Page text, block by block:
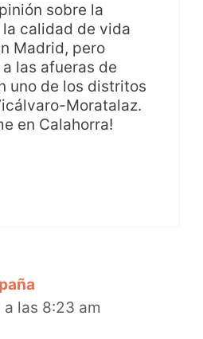
sobre la
calidad de vida
Madrid, pero
las afueras de
uno de los distritos
Moratalaz.
en Calahorra!
las 8:23 am